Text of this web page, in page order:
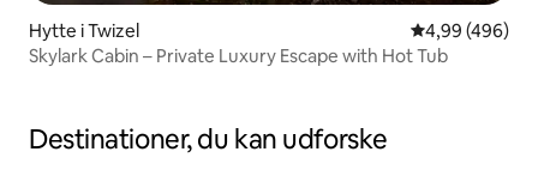
Hytte i Twizel 4,99 ud af 5 i
4,99 (496)
Skylark Cabin – Private Luxury Escape with Hot Tub
Destinationer, du kan udforske